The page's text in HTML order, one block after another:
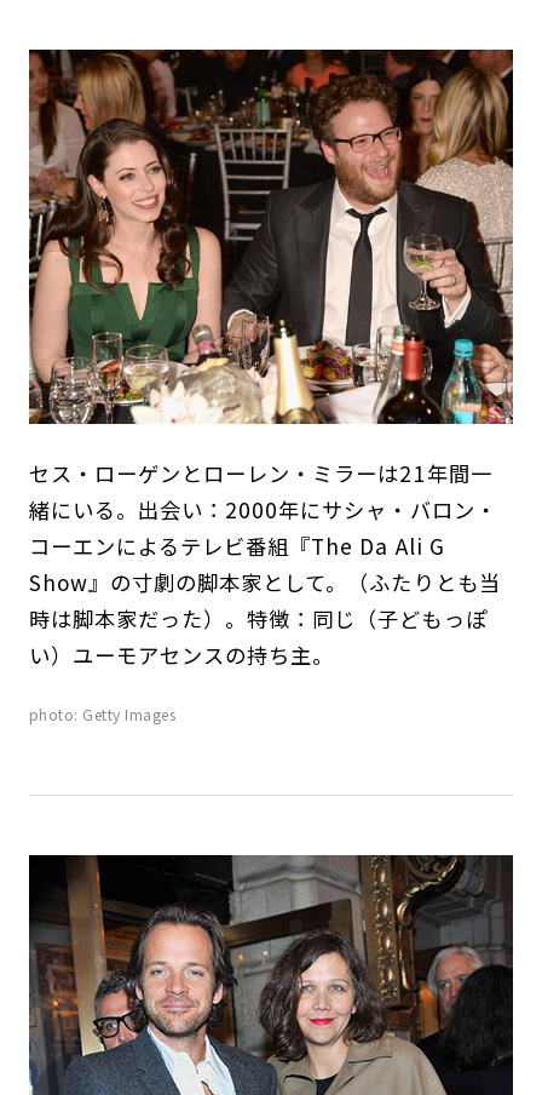
セス・ローゲンとローレン・ミラーは21年間一
緒にいる。出会い：2000年にサシャ・バロン・
コーエンによるテレビ番組『The Da Ali G
Show』の寸劇の脚本家として。（ふたりとも当
時は脚本家だった）。特徴：同じ（子どもっぽ
い）ユーモアセンスの持ち主。
photo: Getty Images